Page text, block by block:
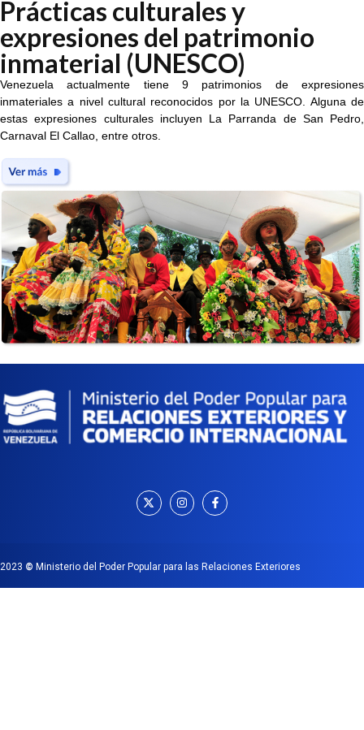
Prácticas culturales y
expresiones del patrimonio
inmaterial (UNESCO)
Venezuela actualmente tiene 9 patrimonios de expresiones
inmateriales a nivel cultural reconocidos por la UNESCO. Alguna de
estas expresiones culturales incluyen La Parranda de San Pedro,
Carnaval El Callao, entre otros.
2023 © Ministerio del Poder Popular para las Relaciones Exteriores